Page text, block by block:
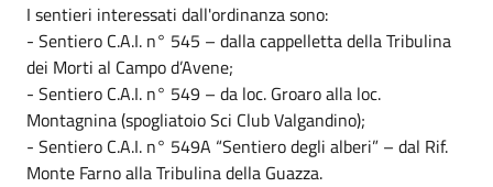
I sentieri interessati dall'ordinanza sono:
- Sentiero C.A.I. n° 545 – dalla cappelletta della Tribulina
dei Morti al Campo d’Avene;
- Sentiero C.A.I. n° 549 – da loc. Groaro alla loc.
Montagnina (spogliatoio Sci Club Valgandino);
- Sentiero C.A.I. n° 549A “Sentiero degli alberi” – dal Rif.
Monte Farno alla Tribulina della Guazza.